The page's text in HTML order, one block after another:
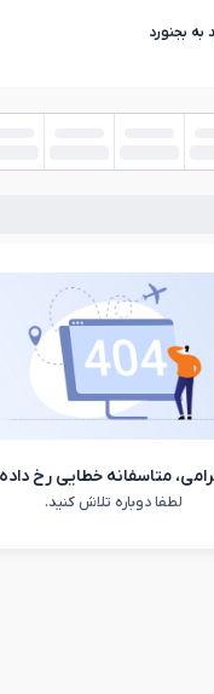
به بجنورد
متاسفانه خطایی رخ
لطفا دوباره تلاش کنید.